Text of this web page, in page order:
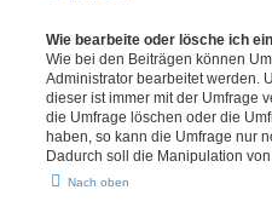
Wie bearbeite oder lösche ich
Wie bei den Beiträgen können
Administrator bearbeitet werden.
dieser ist immer mit der Umfrage
die Umfrage löschen oder die
haben, so kann die Umfrage nur
Dadurch soll die Manipulation
Nach oben